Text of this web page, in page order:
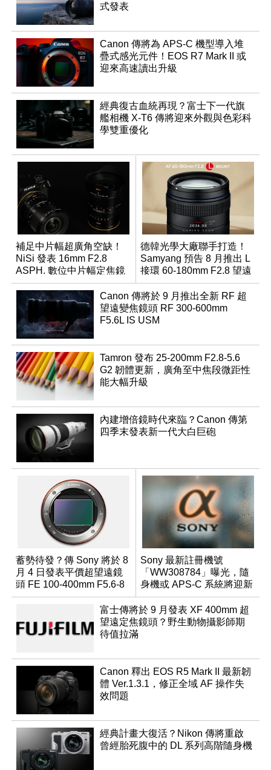
式發表
Canon 傳將為 APS-C 機型導入堆
疊式感光元件！EOS R7 Mark II 或
迎來高速讀出升級
經典復古血統再現？富士下一代旗
艦相機 X-T6 傳將迎來外觀與色彩科
學雙重優化
補足中片幅超廣角空缺！
NiSi 發表 16mm F2.8
ASPH. 數位中片幅定焦鏡
德韓光學大廠聯手打造！
Samyang 預告 8 月推出 L
接環 60-180mm F2.8 望遠
變焦鏡
Canon 傳將於 9 月推出全新 RF 超
望遠變焦鏡頭 RF 300-600mm
F5.6L IS USM
Tamron 發布 25-200mm F2.8-5.6
G2 韌體更新，廣角至中焦段微距性
能大幅升級
內建增倍鏡時代來臨？Canon 傳第
四季末發表新一代大白巨砲
蓄勢待發？傳 Sony 將於 8
月 4 日發表平價超望遠鏡
頭 FE 100-400mm F5.6-8
Sony 最新註冊機號
「WW308784」曝光，隨
身機或 APS-C 系統將迎新
成員？
富士傳將於 9 月發表 XF 400mm 超
望遠定焦鏡頭？野生動物攝影師期
待值拉滿
Canon 釋出 EOS R5 Mark II 最新韌
體 Ver.1.3.1，修正全域 AF 操作失
效問題
經典計畫大復活？Nikon 傳將重啟
曾經胎死腹中的 DL 系列高階隨身機